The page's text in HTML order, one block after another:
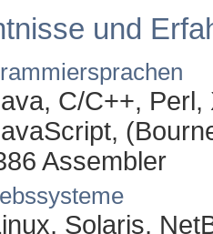
und
C/C++, Perl,
Assembler
Solaris,